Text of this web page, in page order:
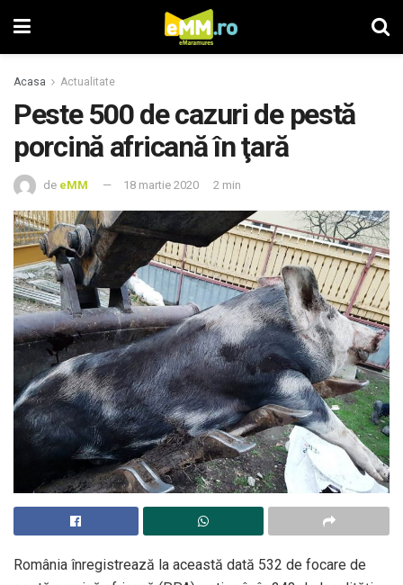
Acasa Actualitate
Peste 500 de cazuri de pestă
porcină africană în ţară
de eMM 18 martie 2020 2 min
România înregistrează la această dată 532 de focare de